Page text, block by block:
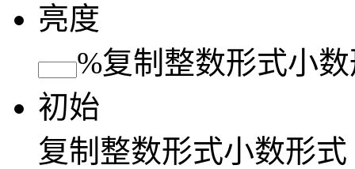
亮度
%复制 整数形式小
初始
复制 整数形式小数形式